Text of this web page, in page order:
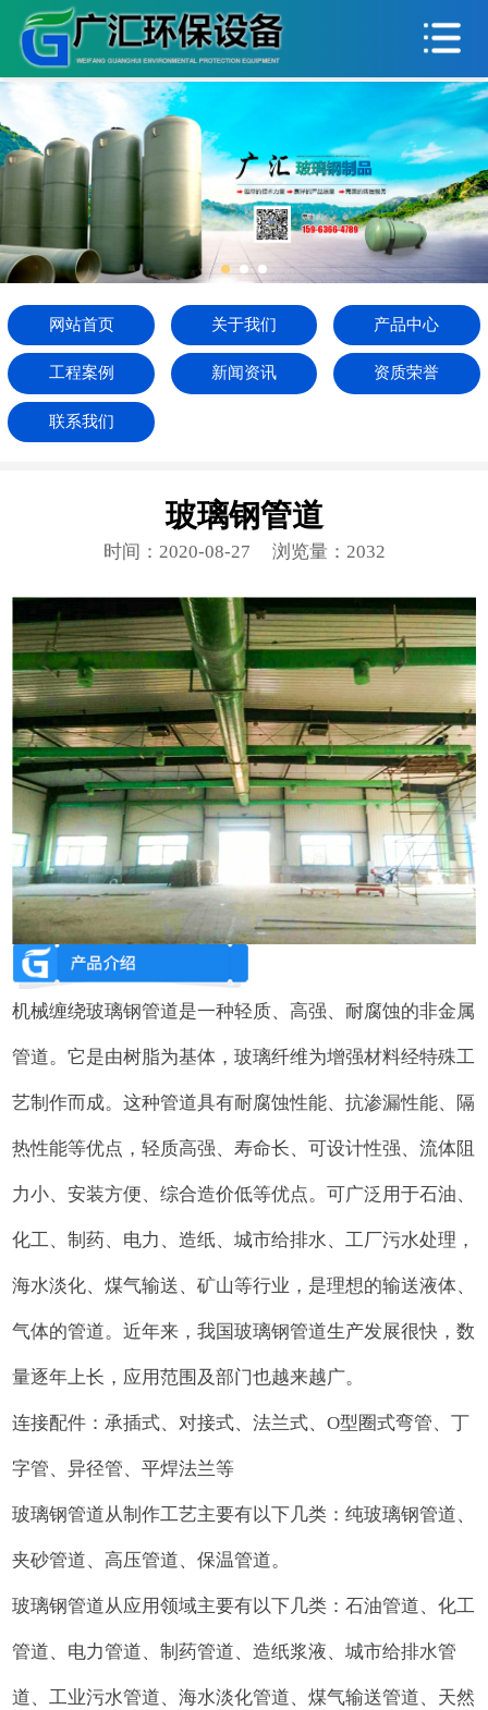
关于我们
产品中心
工程案例
新闻资讯
资质荣誉
联系我们
网站首页 关于我们 产品中心
工程案例 新闻资讯 资质荣誉
联系我们
玻璃钢管道
时间：2020-08-27 浏览量：2032
机械缠绕玻璃钢管道是一种轻质、高强、耐腐蚀的非金属
管道。它是由树脂为基体，玻璃纤维为增强材料经特殊工
艺制作而成。这种管道具有耐腐蚀性能、抗渗漏性能、隔
热性能等优点，轻质高强、寿命长、可设计性强、流体阻
力小、安装方便、综合造价低等优点。可广泛用于石油、
化工、制药、电力、造纸、城市给排水、工厂污水处理，
海水淡化、煤气输送、矿山等行业，是理想的输送液体、
气体的管道。近年来，我国玻璃钢管道生产发展很快，数
量逐年上长，应用范围及部门也越来越广。
连接配件：承插式、对接式、法兰式、O型圈式弯管、丁
字管、异径管、平焊法兰等
玻璃钢管道从制作工艺主要有以下几类：纯玻璃钢管道、
夹砂管道、高压管道、保温管道。
玻璃钢管道从应用领域主要有以下几类：石油管道、化工
管道、电力管道、制药管道、造纸浆液、城市给排水管
道、工业污水管道、海水淡化管道、煤气输送管道、天然